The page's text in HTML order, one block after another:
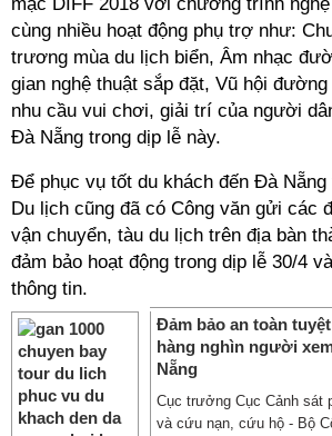
cùng nhiều hoạt động phụ trợ như:
trương mùa du lịch biển, Âm nhạc
gian nghệ thuật sắp đặt, Vũ hội
nhu cầu vui chơi, giải trí của người
Đà Nẵng trong dịp lễ này.
Để phục vụ tốt du khách đến Đà
Du lịch cũng đã có Công văn gửi các
vận chuyển, tàu du lịch trên địa bàn
đảm bảo hoạt động trong dịp lễ 30/4
thông tin.
Đảm bảo an toàn
hàng nghìn người
Nẵng
Cục trưởng Cục Cảnh sát
và cứu nạn, cứu hộ - Bộ